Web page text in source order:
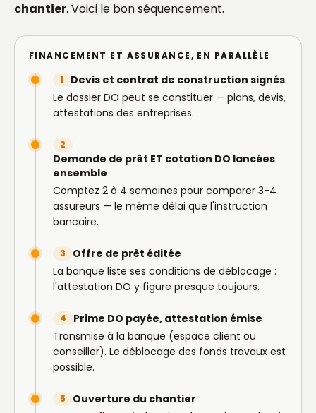
chantier. Voici le bon séquencement.
FINANCEMENT ET ASSURANCE, EN PARALLÈLE
1
Devis et contrat de construction signés
Le dossier DO peut se constituer — plans, devis,
attestations des entreprises.
2
Demande de prêt ET cotation DO lancées
ensemble
Comptez 2 à 4 semaines pour comparer 3-4
assureurs — le même délai que l'instruction
bancaire.
3
Offre de prêt éditée
La banque liste ses conditions de déblocage :
l'attestation DO y figure presque toujours.
4
Prime DO payée, attestation émise
Transmise à la banque (espace client ou
conseiller). Le déblocage des fonds travaux est
possible.
5
Ouverture du chantier